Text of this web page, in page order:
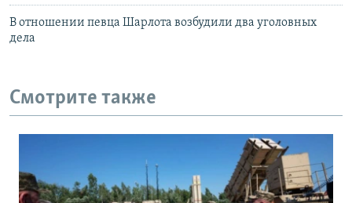
В отношении певца Шарлота возбудили два уголовных
дела
Смотрите также